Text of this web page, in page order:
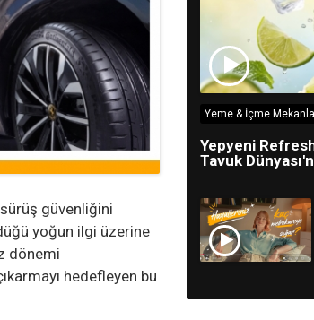
güvenliğini
yoğun ilgi üzerine
dönemi
hedefleyen bu
Yeme & İçme
Yepyeni
Tavuk